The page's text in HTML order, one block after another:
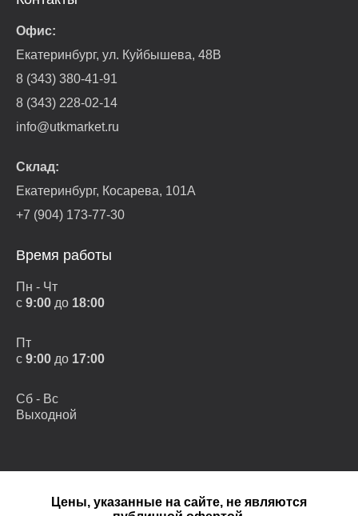
Офис:
Екатеринбург, ул. Куйбышева, 48В
8 (343) 380-41-91
8 (343) 228-02-14
info@utkmarket.ru
Склад:
Екатеринбург, Косарева, 101А
+7 (904) 173-77-30
Время работы
Пн - Чт
с 9:00 до 18:00
Пт
с 9:00 до 17:00
Сб - Вс
Выходной
Цены, указанные на сайте, не являются